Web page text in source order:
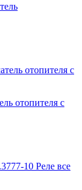
отопителя с